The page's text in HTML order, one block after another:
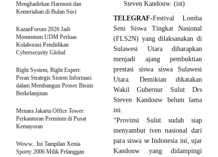
Steven Kandouw. (ist)
TELEGRAF-Festival Lomba
Seni Siswa Tingkat Nasional
(FLS2N) yang dilaksanakan di
Sulawesi Utara diharapkan
menjadi ajang pembuktian
prestasi siswa siswa Sulawesi
Utara. Demikian dikatakan
Wakil Gubernur Sulut Drs
Steven Kandouw belum lama
ini.
“Provinsi Sulut sudah siap
menyambut iven nasional dari
para siswa se Indonesia ini, ujar
Kandouw yang didampingi
Menghadirkan Harmoni dan
Kemeriahan di Bulan Suci
KazanForum 2026 Jadi
Momentum UDM Perluas
Kolaborasi Pendidikan
Cybersecurity Global
Right System, Right Expert:
Peran Strategis Sistem Informasi
dalam Membangun Proses Bisnis
Berkelanjutan
Menara Jakarta Office Tower:
Perkantoran Premium di Pusat
Kemayoran
Woww.. Ini Tampilan Xenia
Sporty 2006 Milik Pelanggan